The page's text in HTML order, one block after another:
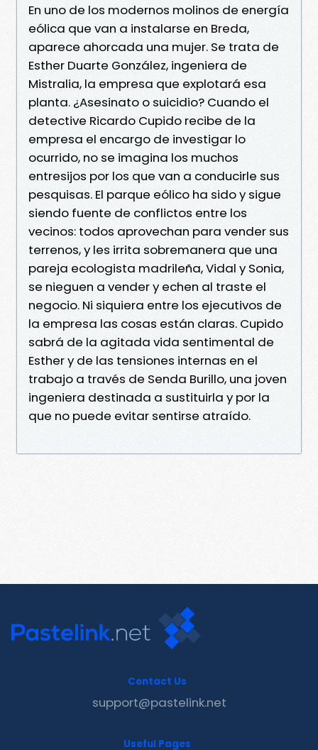
En uno de los modernos molinos de energía
eólica que van a instalarse en Breda,
aparece ahorcada una mujer. Se trata de
Esther Duarte González, ingeniera de
Mistralia, la empresa que explotará esa
planta. ¿Asesinato o suicidio? Cuando el
detective Ricardo Cupido recibe de la
empresa el encargo de investigar lo
ocurrido, no se imagina los muchos
entresijos por los que van a conducirle sus
pesquisas. El parque eólico ha sido y sigue
siendo fuente de conflictos entre los
vecinos: todos aprovechan para vender sus
terrenos, y les irrita sobremanera que una
pareja ecologista madrileña, Vidal y Sonia,
se nieguen a vender y echen al traste el
negocio. Ni siquiera entre los ejecutivos de
la empresa las cosas están claras. Cupido
sabrá de la agitada vida sentimental de
Esther y de las tensiones internas en el
trabajo a través de Senda Burillo, una joven
ingeniera destinada a sustituirla y por la
que no puede evitar sentirse atraído.
Contact Us
support@pastelink.net
Useful Pages